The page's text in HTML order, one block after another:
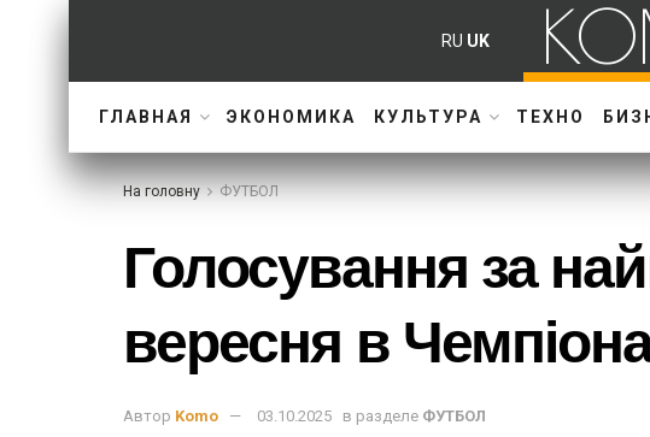
RU UK
ГЛАВНАЯ ЭКОНОМИКА КУЛЬТУРА ТЕХНО
На головну ФУТБОЛ
Голосування за
вересня в
Автор Komo 03.10.2025 в разделе ФУТБОЛ